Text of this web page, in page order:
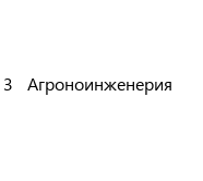
3 Агроноинженерия